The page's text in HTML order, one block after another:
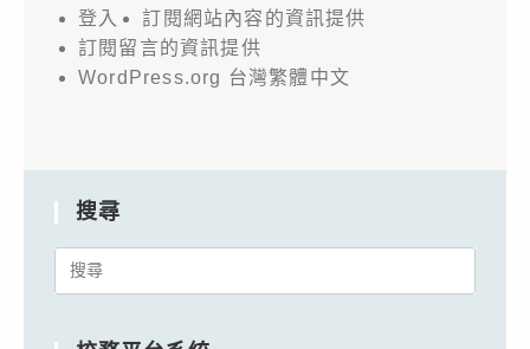
登入
訂閱網站內容的資訊提供
訂閱留言的資訊提供
WordPress.org 台灣繁體中文
搜尋
Search